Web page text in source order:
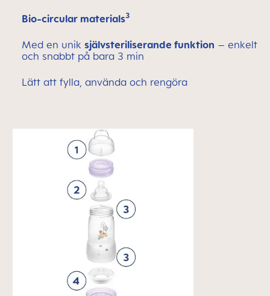
Bio-circular materials3
Med en unik självsteriliserande funktion – enkelt
och snabbt på bara 3 min
Lätt att fylla, använda och rengöra